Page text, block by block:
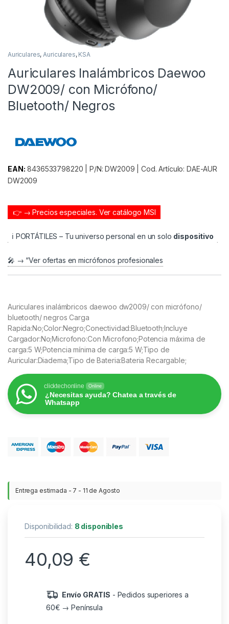
Auriculares,Auriculares, KSA
Auriculares Inalámbricos Daewoo
DW2009/ con Micrófono/
Bluetooth/ Negros
EAN: 8436533798220 | P/N: DW2009 | Cod. Artículo: DAE-AUR
DW2009
👉 → Precios especiales. Ver catálogo MSI
ℹ️ PORTÁTILES – Tu universo personal en un solo dispositivo
🎤 → “Ver ofertas en micrófonos profesionales
Auriculares inalámbricos daewoo dw2009/ con micrófono/
bluetooth/ negros Carga
Rapida:No;Color:Negro;Conectividad:Bluetooth;Incluye
Cargador:No;Microfono:Con Microfono;Potencia máxima de
carga:5 W;Potencia mínima de carga:5 W;Tipo de
Auricular:Diadema;Tipo de Bateria:Bateria Recargable;
clicktechonline Online
¿Necesitas ayuda? Chatea a través de
Whatsapp
Entrega estimada - 7 - 11 de Agosto
Disponibilidad: 8 disponibles
40,09 €
Envío GRATIS - Pedidos superiores a
60€ → Península